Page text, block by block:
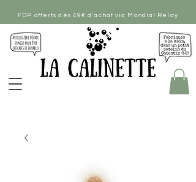
FDP offerts dès 49€ d'achat via Mondial Relay